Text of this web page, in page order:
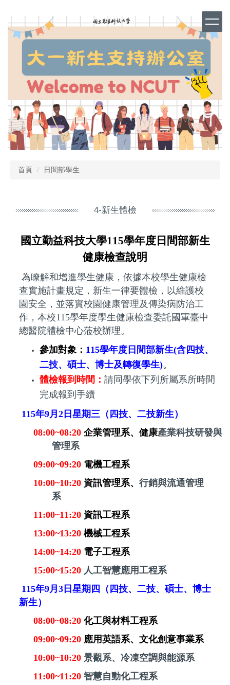
到
主
首頁 日間部學生
4-新生體檢
國立勤益科技大學115學年度日間部新生
健康檢查說明
為瞭解和增進學生健康，依據本校學生健康檢
查實施計畫規定，新生一律要體檢，以維護校
園安全，並落實校園健康管理及傳染病防治工
作，本校115學年度學生健康檢查委託國軍臺中
總醫院體檢中心蒞校辦理。
參加對象： 115學年度日間部新生(含四技、
二技、碩士、博士及轉復學生)。
體檢報到時間： 請同學依下列所屬系所時間
完成報到手續
115年9月 2 日星期三（四技、二技新生）
08:00~08:20企業管理系、健康產業科技研發與
管理系
09:00~09:20 電機工程系
10:00~10:20 資訊管理系、行銷與流通管理
系
11:00~11:20 資訊工程系
13:00~13:20機械工程系
14:00~14:20 電子工程系
15:00~15:20 人工智慧應用工程系
115年9月 3 日星期四（四技、二技、碩士、博士
新生）
08:00~08:20化工與材料工程系
09:00~09:20 應用英語系、文化創意事業系
10:00~10:20景觀系、冷凍空調與能源系
11:00~11:20智慧自動化工程系